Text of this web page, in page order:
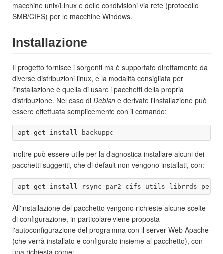
macchine unix/Linux e delle condivisioni via rete (protocollo
SMB/CIFS) per le macchine Windows.
Installazione
Il progetto fornisce i sorgenti ma è supportato direttamente da
diverse distribuzioni linux, e la modalità consigliata per
l'installazione è quella di usare i pacchetti della propria
distribuzione. Nel caso di Debian e derivate l'installazione può
essere effettuata semplicemente con il comando:
inoltre può essere utile per la diagnostica installare alcuni dei
pacchetti suggeriti, che di default non vengono installati, con:
All'installazione del pacchetto vengono richieste alcune scelte
di configurazione, in particolare viene proposta
l'autoconfigurazione del programma con il server Web Apache
(che verrà installato e configurato insieme al pacchetto), con
una richiesta come: